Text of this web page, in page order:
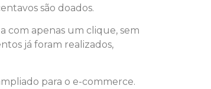
são doados.
com apenas um clique, sem
já foram realizados,
para o e-commerce.